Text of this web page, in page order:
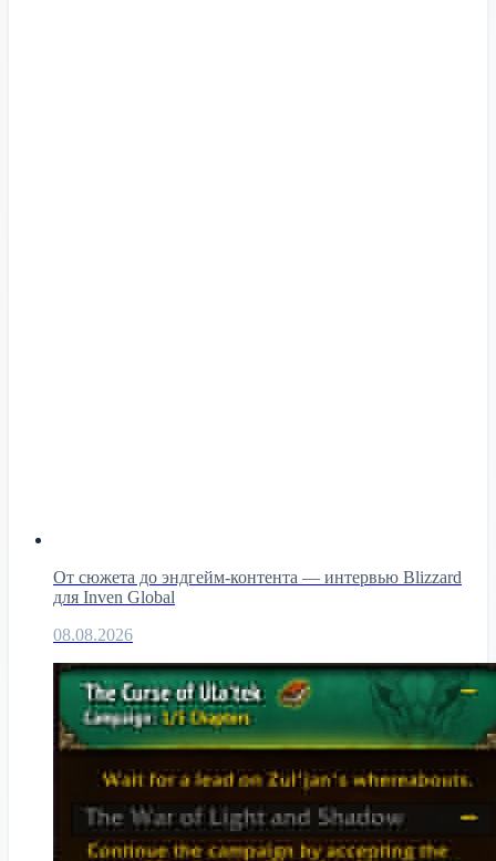
От сюжета до эндгейм-контента — интервью Blizzard
для Inven Global
08.08.2026